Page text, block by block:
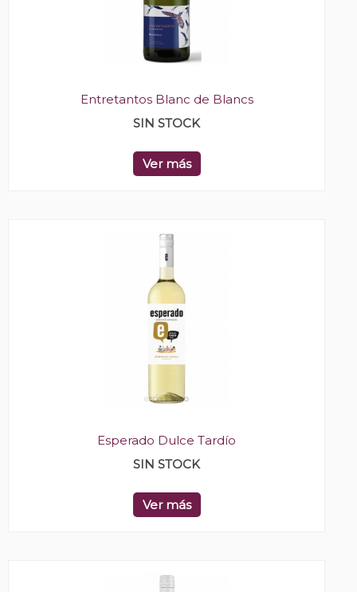
Entretantos Blanc de Blancs
SIN STOCK
Ver más
Esperado Dulce Tardío
SIN STOCK
Ver más